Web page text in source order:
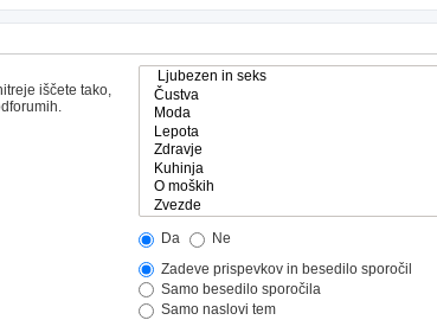
iščete tako,
Da
Ne
Zadeve prispevkov in besedilo sporočil
Samo besedilo sporočila
Samo naslovi tem